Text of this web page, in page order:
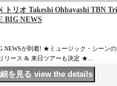
リオ Takeshi Ohbayashi TBN
BIG NEWS
が到着! ★ミュージック・シーンの
リース & 来日ツアーも決定 ★…